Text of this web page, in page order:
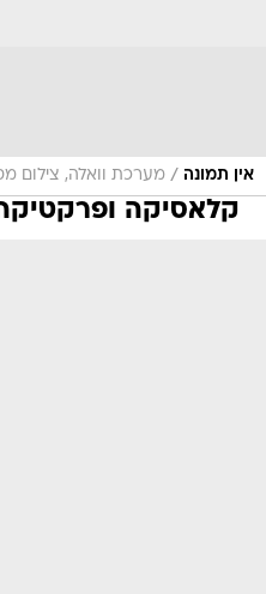
אין תמונה / מערכת וואלה, צילום
קלאסיקה